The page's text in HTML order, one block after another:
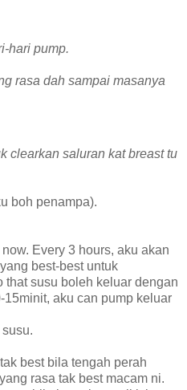
hari pump.
rasa dah sampai masanya
clearkan saluran kat breast tu
boh penampa).
Every 3 hours, aku akan
best-best untuk
that susu boleh keluar dengan
15minit, aku can pump keluar
best bila tengah perah
rasa tak best macam ni.